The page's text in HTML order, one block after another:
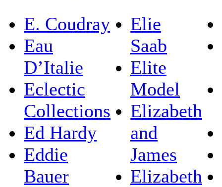
E. Coudray
Eau
D’Italie
Eclectic
Collections
Ed Hardy
Eddie
Bauer
Elie
Saab
Elite
Model
Elizabeth
and
James
Elizabeth